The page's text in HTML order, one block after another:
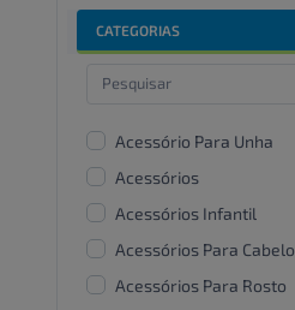
CATEGORIAS
Acessório Para Unha
Acessórios
Acessórios Infantil
Acessórios Para Cabelo
Acessórios Para Rosto